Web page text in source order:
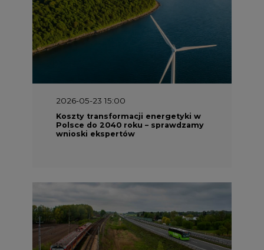
Koszty transformacji energetyki w
Polsce do 2040 roku – sprawdzamy
wnioski ekspertów
2026-05-13 13:00